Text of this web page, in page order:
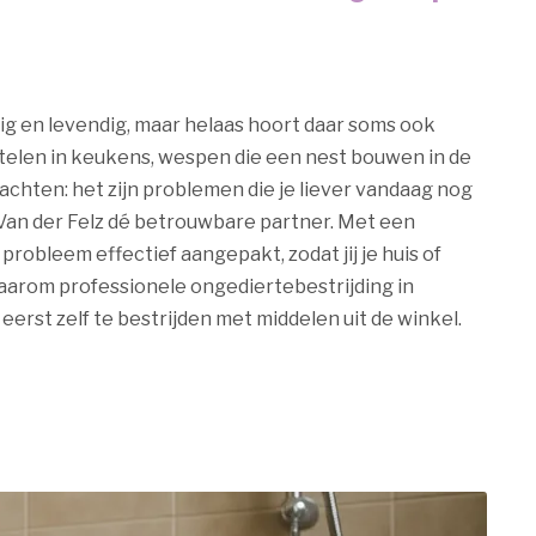
en levendig, maar helaas hoort daar soms ook
in keukens, wespen die een nest bouwen in de
het zijn problemen die je liever vandaag nog
der Felz dé betrouwbare partner. Met een
effectief aangepakt, zodat jij je huis of
professionele ongediertebestrijding in
zelf te bestrijden met middelen uit de winkel.